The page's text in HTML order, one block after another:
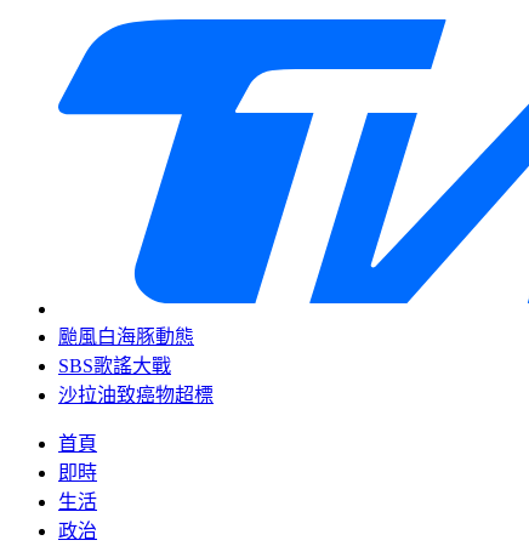
颱風白海豚動態
SBS歌謠大戰
沙拉油致癌物超標
首頁
即時
生活
政治